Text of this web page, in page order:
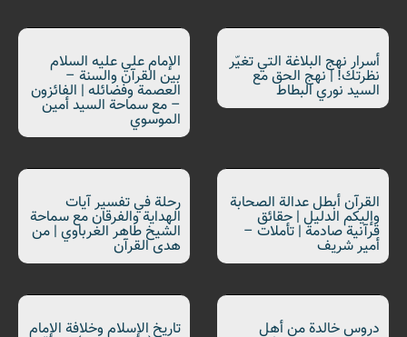
أسرار نهج البلاغة التي تغيّر
نظرتك! | نهج الحق مع
السيد نوري البطاط
الإمام علي عليه السلام
بين القرآن والسنة –
العصمة وفضائله | الفائزون
– مع سماحة السيد أمين
الموسوي
القرآن أبطل عدالة الصحابة
وإليكم الدليل | حقائق
قرآنية صادمة | تأملات –
أمير شريف
رحلة في تفسير آيات
الهداية والفرقان مع سماحة
الشيخ طاهر الغرباوي | من
هدى القرآن
دروس خالدة من أهل تاريخ الإسلام وخلافة الإمام